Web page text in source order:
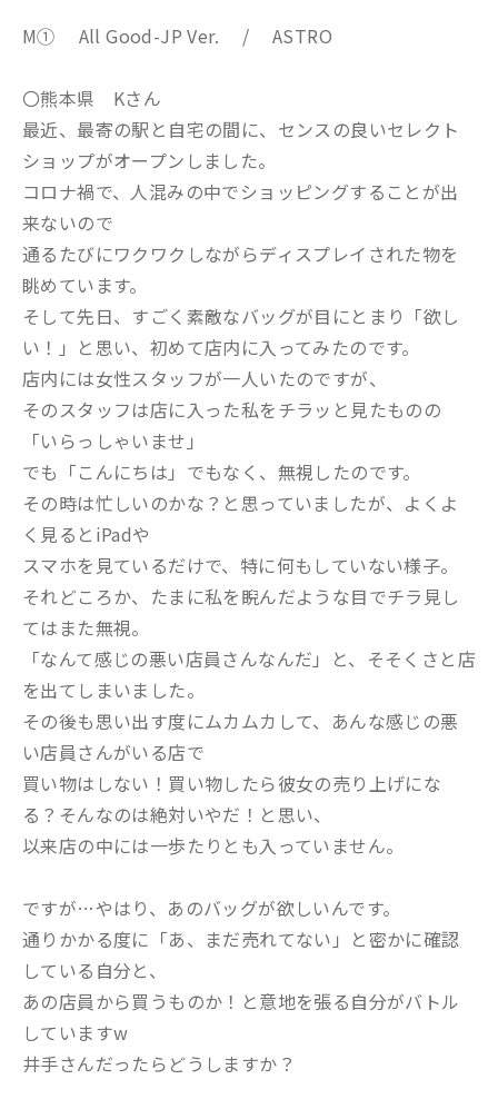
M① All Good-JP Ver. / ASTRO
〇熊本県 Kさん
最近、最寄の駅と自宅の間に、センスの良いセレクト
ショップがオープンしました。
コロナ禍で、人混みの中でショッピングすることが出
来ないので
通るたびにワクワクしながらディスプレイされた物を
眺めています。
そして先日、すごく素敵なバッグが目にとまり「欲し
い！」と思い、初めて店内に入ってみたのです。
店内には女性スタッフが一人いたのですが、
そのスタッフは店に入った私をチラッと見たものの
「いらっしゃいませ」
でも「こんにちは」でもなく、無視したのです。
その時は忙しいのかな？と思っていましたが、よくよ
く見るとiPadや
スマホを見ているだけで、特に何もしていない様子。
それどころか、たまに私を睨んだような目でチラ見し
てはまた無視。
「なんて感じの悪い店員さんなんだ」と、そそくさと店
を出てしまいました。
その後も思い出す度にムカムカして、あんな感じの悪
い店員さんがいる店で
買い物はしない！買い物したら彼女の売り上げにな
る？そんなのは絶対いやだ！と思い、
以来店の中には一歩たりとも入っていません。
ですが…やはり、あのバッグが欲しいんです。
通りかかる度に「あ、まだ売れてない」と密かに確認
している自分と、
あの店員から買うものか！と意地を張る自分がバトル
していますw
井手さんだったらどうしますか？